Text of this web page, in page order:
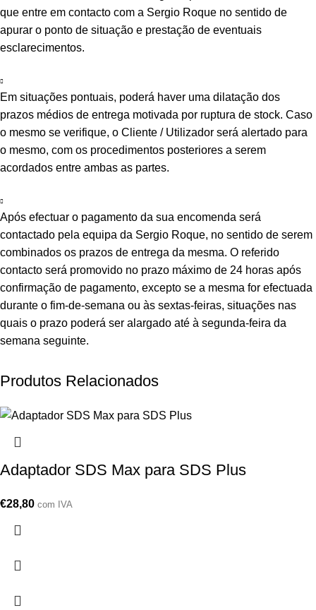
que entre em contacto com a Sergio Roque no sentido de
apurar o ponto de situação e prestação de eventuais
esclarecimentos.
Em situações pontuais, poderá haver uma dilatação dos
prazos médios de entrega motivada por ruptura de stock. Caso
o mesmo se verifique, o Cliente / Utilizador será alertado para
o mesmo, com os procedimentos posteriores a serem
acordados entre ambas as partes.
Após efectuar o pagamento da sua encomenda será
contactado pela equipa da Sergio Roque, no sentido de serem
combinados os prazos de entrega da mesma. O referido
contacto será promovido no prazo máximo de 24 horas após
confirmação de pagamento, excepto se a mesma for efectuada
durante o fim-de-semana ou às sextas-feiras, situações nas
quais o prazo poderá ser alargado até à segunda-feira da
semana seguinte.
Produtos Relacionados
Adaptador SDS Max para SDS Plus
€28,80 com IVA